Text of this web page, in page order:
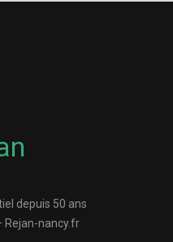
depuis 50 ans
Rejan-nancy.fr